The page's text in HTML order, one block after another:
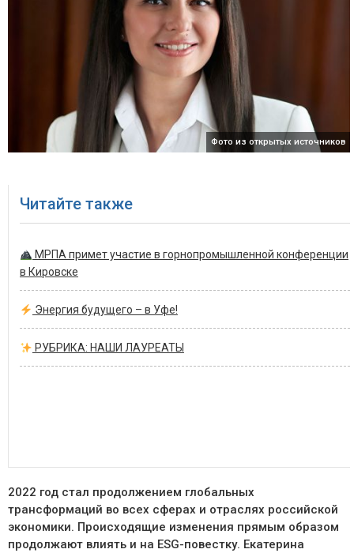
Фото из открытых источников
Читайте также
МРПА примет участие в горнопромышленной конференции
в Кировске
Энергия будущего – в Уфе!
РУБРИКА: НАШИ ЛАУРЕАТЫ
2022 год стал продолжением глобальных
трансформаций во всех сферах и отраслях российской
экономики. Происходящие изменения прямым образом
продолжают влиять и на ESG-повестку. Екатерина